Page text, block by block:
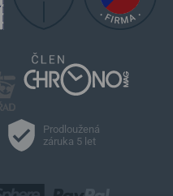
Prodloužená
záruka 5 let